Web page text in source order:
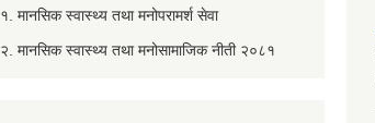
१. मानसिक स्वास्थ्य तथा मनोपरामर्श सेवा
२. मानसिक स्वास्थ्य तथा मनोसामाजिक नीती २०८१